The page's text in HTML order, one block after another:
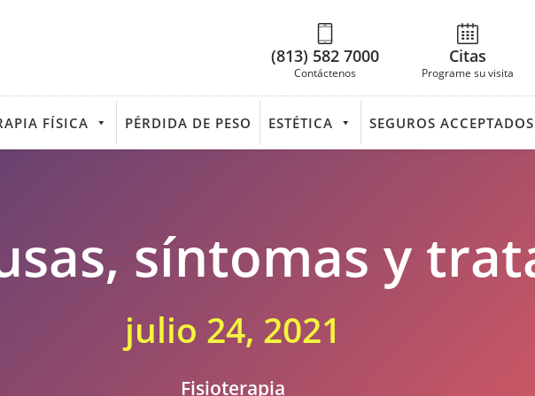
(813) 582 7000
Contáctenos
Citas
Programe su visita
FÍSICA PÉRDIDA DE PESO ESTÉTICA SEGUROS ACCEPTADOS
síntomas y
julio 24, 2021
Fisioterapia